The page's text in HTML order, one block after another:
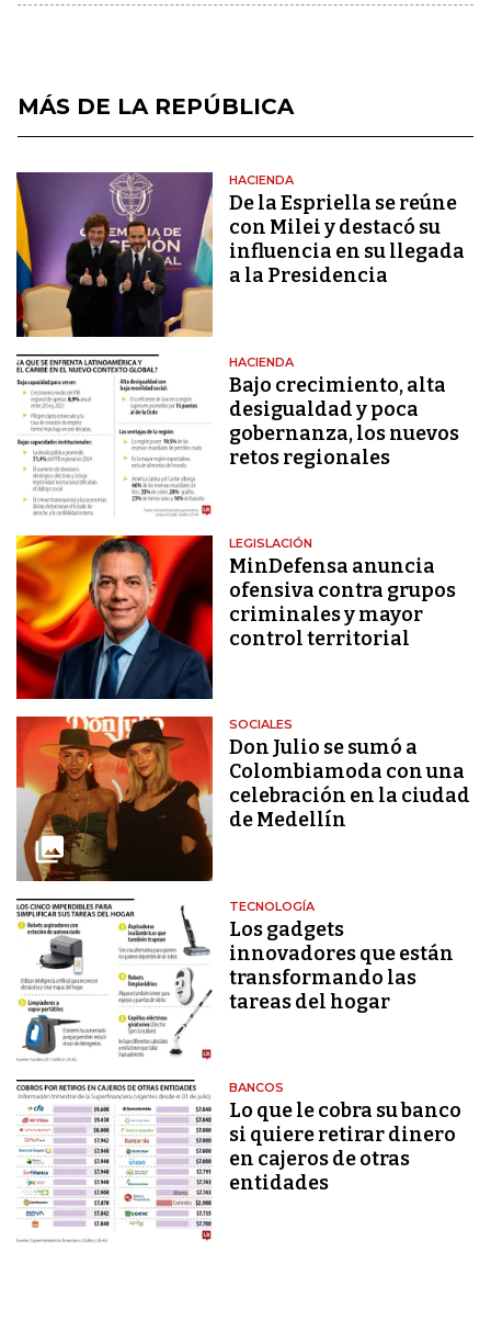
MÁS DE LA REPÚBLICA
HACIENDA
De la Espriella se reúne
con Milei y destacó su
influencia en su llegada
a la Presidencia
HACIENDA
Bajo crecimiento, alta
desigualdad y poca
gobernanza, los nuevos
retos regionales
LEGISLACIÓN
MinDefensa anuncia
ofensiva contra grupos
criminales y mayor
control territorial
SOCIALES
Don Julio se sumó a
Colombiamoda con una
celebración en la ciudad
de Medellín
TECNOLOGÍA
Los gadgets
innovadores que están
transformando las
tareas del hogar
BANCOS
Lo que le cobra su banco
si quiere retirar dinero
en cajeros de otras
entidades